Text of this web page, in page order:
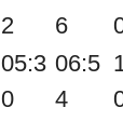
2
6
05:3
0
06:5
4